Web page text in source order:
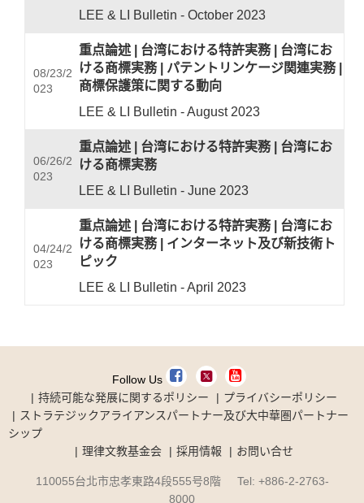
LEE & LI Bulletin - October 2023
08/23/2
023
重点論述 台湾における特許実務| 台湾にお
ける商標実務| パテントリンケージ関連実務|
商標保護策に関する動向
LEE & LI Bulletin - August 2023
06/26/2
023
重点論述 台湾における特許実務| 台湾にお
ける商標実務
LEE & LI Bulletin - June 2023
04/24/2
023
重点論述 台湾における特許実務| 台湾にお
ける商標実務| インターネット及び新技術ト
ピック
LEE & LI Bulletin - April 2023
Follow Us
持続可能な発展に関するポリシー
プライバシーポリシー
ストラテジックアライアンスパートナー及び大中華圏パートナー
シップ
理律文教基金会
採用情報 お問い合せ
110055台北市忠孝東路4段555号8階 Tel: +886-2-2763-
8000